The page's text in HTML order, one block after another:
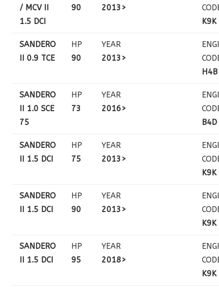
/ MCV II
1.5 DCI
90
2013>
K9K
SANDERO
II 0.9 TCE
HP
90
YEAR
2013>
H4B
SANDERO
II 1.0 SCE
75
HP
73
YEAR
2016>
SANDERO
II 1.5 DCI
HP
75
YEAR
2013>
K9K
SANDERO
II 1.5 DCI
HP
90
YEAR
2013>
K9K
SANDERO
II 1.5 DCI
HP
95
YEAR
2018>